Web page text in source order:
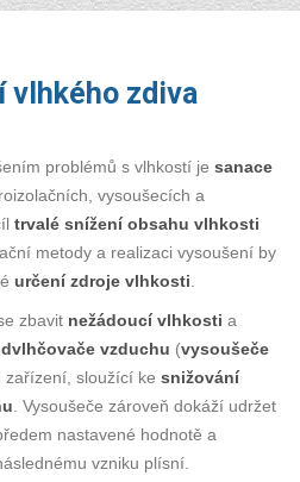
vlhkého zdiva
problémů s vlhkostí je sanace
vysoušecích a
trvalé snížení obsahu vlhkosti
metody a realizaci vysoušení by
určení zdroje vlhkosti
zbavit nežádoucí vlhkosti a
vzduchu (vysoušeče
zařízení, sloužící ke snižování
. Vysoušeče zároveň dokáží udržet
nastavené hodnotě a
vzniku plísní.